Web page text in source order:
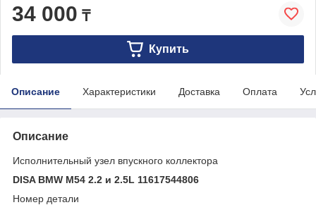
34 000 ₸
Купить
Описание Характеристики Доставка Оплата
Описание
Исполнительный узел впускного коллектора
DISA BMW M54 2.2 и 2.5L 11617544806
Номер детали